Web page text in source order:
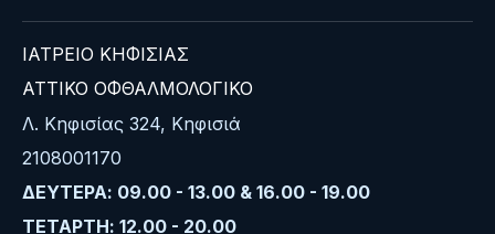
ΙΑΤΡΕΙΟ ΚΗΦΙΣΙΑΣ
ΑΤΤΙΚΟ ΟΦΘΑΛΜΟΛΟΓΙΚΟ
Λ. Κηφισίας 324, Κηφισιά
2108001170
ΔΕΥΤΕΡΑ: 09.00 - 13.00 & 16.00 - 19.00
ΤΕΤΑΡΤΗ: 12.00 - 20.00